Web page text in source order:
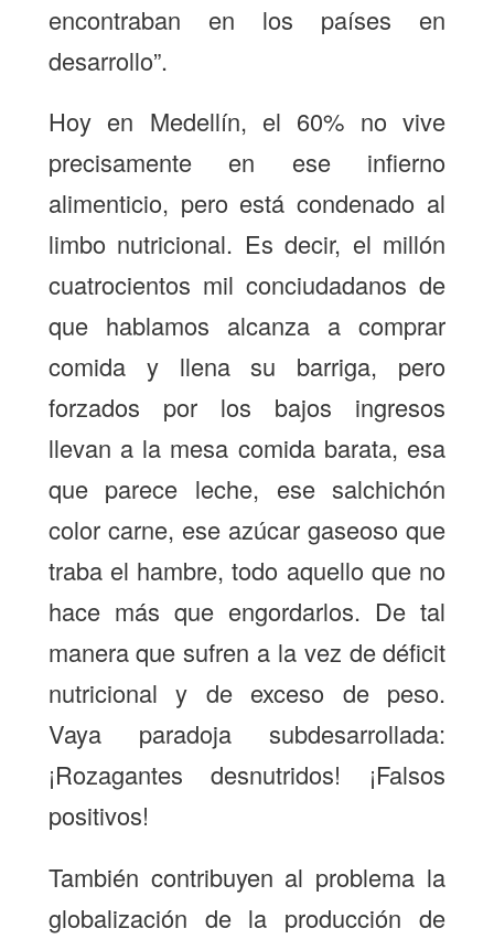
encontraban en los países en
desarrollo”.
Hoy en Medellín, el 60% no vive
precisamente en ese infierno
alimenticio, pero está condenado al
limbo nutricional. Es decir, el millón
cuatrocientos mil conciudadanos de
que hablamos alcanza a comprar
comida y llena su barriga, pero
forzados por los bajos ingresos
llevan a la mesa comida barata, esa
que parece leche, ese salchichón
color carne, ese azúcar gaseoso que
traba el hambre, todo aquello que no
hace más que engordarlos. De tal
manera que sufren a la vez de déficit
nutricional y de exceso de peso.
Vaya paradoja subdesarrollada:
¡Rozagantes desnutridos! ¡Falsos
positivos!
También contribuyen al problema la
globalización de la producción de